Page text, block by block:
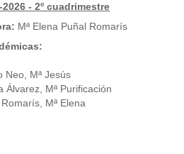
- 2º cuadrimestre
Mª Elena Puñal Romarís
Neo, Mª Jesús
Álvarez, Mª Purificación
Mª Elena